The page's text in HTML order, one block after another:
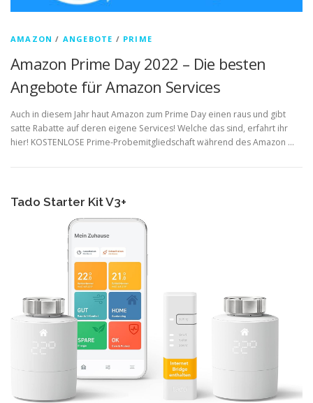
AMAZON / ANGEBOTE / PRIME
Amazon Prime Day 2022 – Die besten
Angebote für Amazon Services
Auch in diesem Jahr haut Amazon zum Prime Day einen raus und gibt
satte Rabatte auf deren eigene Services! Welche das sind, erfahrt ihr
hier! KOSTENLOSE Prime-Probemitgliedschaft während des Amazon …
Tado Starter Kit V3+